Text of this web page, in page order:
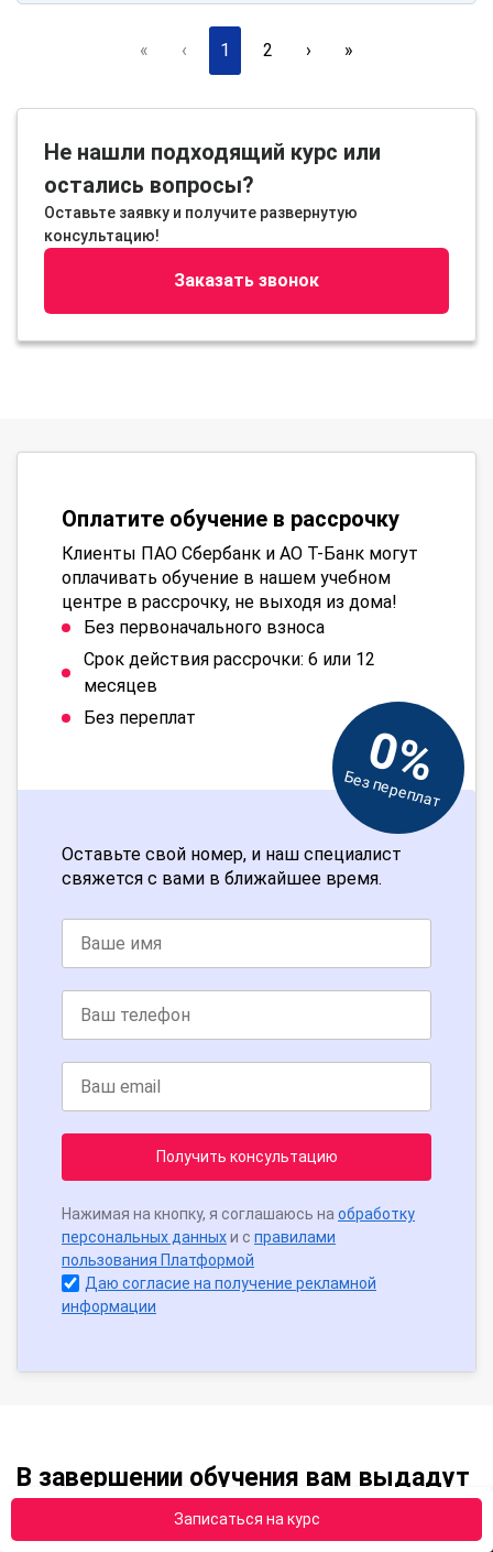
Записаться на курс
« ‹ 1 2 › »
Не нашли подходящий курс или
остались вопросы?
Оставьте заявку и получите развернутую
консультацию!
Заказать звонок
Оплатите обучение в рассрочку
Клиенты ПАО Сбербанк и АО Т-Банк могут
оплачивать обучение в нашем учебном
центре в рассрочку, не выходя из дома!
Без первоначального взноса
Срок действия рассрочки: 6 или 12
месяцев
Без переплат
0%
Без переплат
Оставьте свой номер, и наш специалист
свяжется с вами в ближайшее время.
Получить консультацию
Нажимая на кнопку, я соглашаюсь на обработку
персональных данныхи с правилами
пользования Платформой
Даю согласие на получение рекламной
информации
В завершении обучения вам выдадут
Чтобы получить образовательный